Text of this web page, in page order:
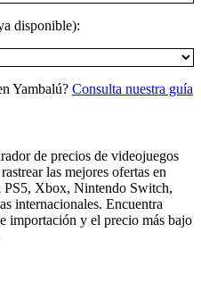
disponible):
Yambalú? Consulta nuestra guía
de precios de videojuegos
las mejores ofertas en
PS5, Xbox, Nintendo Switch,
internacionales. Encuentra
importación y el precio más bajo